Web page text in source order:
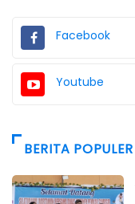
Facebook
Youtube
BERITA POPULER